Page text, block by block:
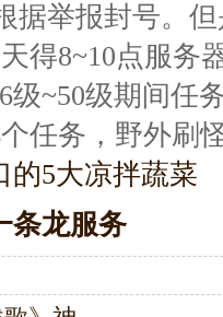
据举报封号。
得8~10点服务
级~50级期间任
任务，野外刷
的5大凉拌蔬菜
条龙服务